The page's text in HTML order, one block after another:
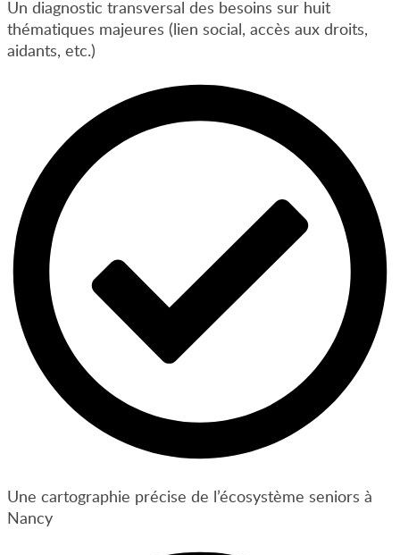
Un diagnostic transversal des besoins sur huit
thématiques majeures (lien social, accès aux droits,
aidants, etc.)
Une cartographie précise de l’écosystème seniors à
Nancy